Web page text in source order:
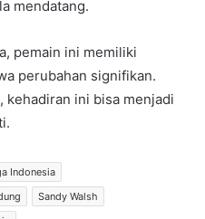
mendatang.
pemain ini memiliki
perubahan signifikan.
kehadiran ini bisa menjadi
Indonesia
Sandy Walsh